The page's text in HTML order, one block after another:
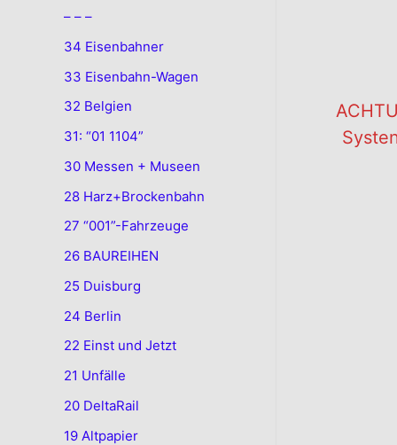
– – –
34 Eisenbahner
33 Eisenbahn-Wagen
32 Belgien
31: “01 1104”
30 Messen + Museen
28 Harz+Brockenbahn
27 “001”-Fahrzeuge
26 BAUREIHEN
25 Duisburg
24 Berlin
22 Einst und Jetzt
21 Unfälle
20 DeltaRail
19 Altpapier